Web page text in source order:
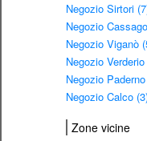
Negozio Sirtori
Negozio
Negozio Viganò
Negozio
Negozio
Negozio Calco
Zone vicine